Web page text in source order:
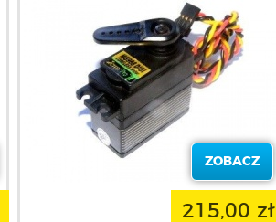
ZOBACZ
215,00 zł